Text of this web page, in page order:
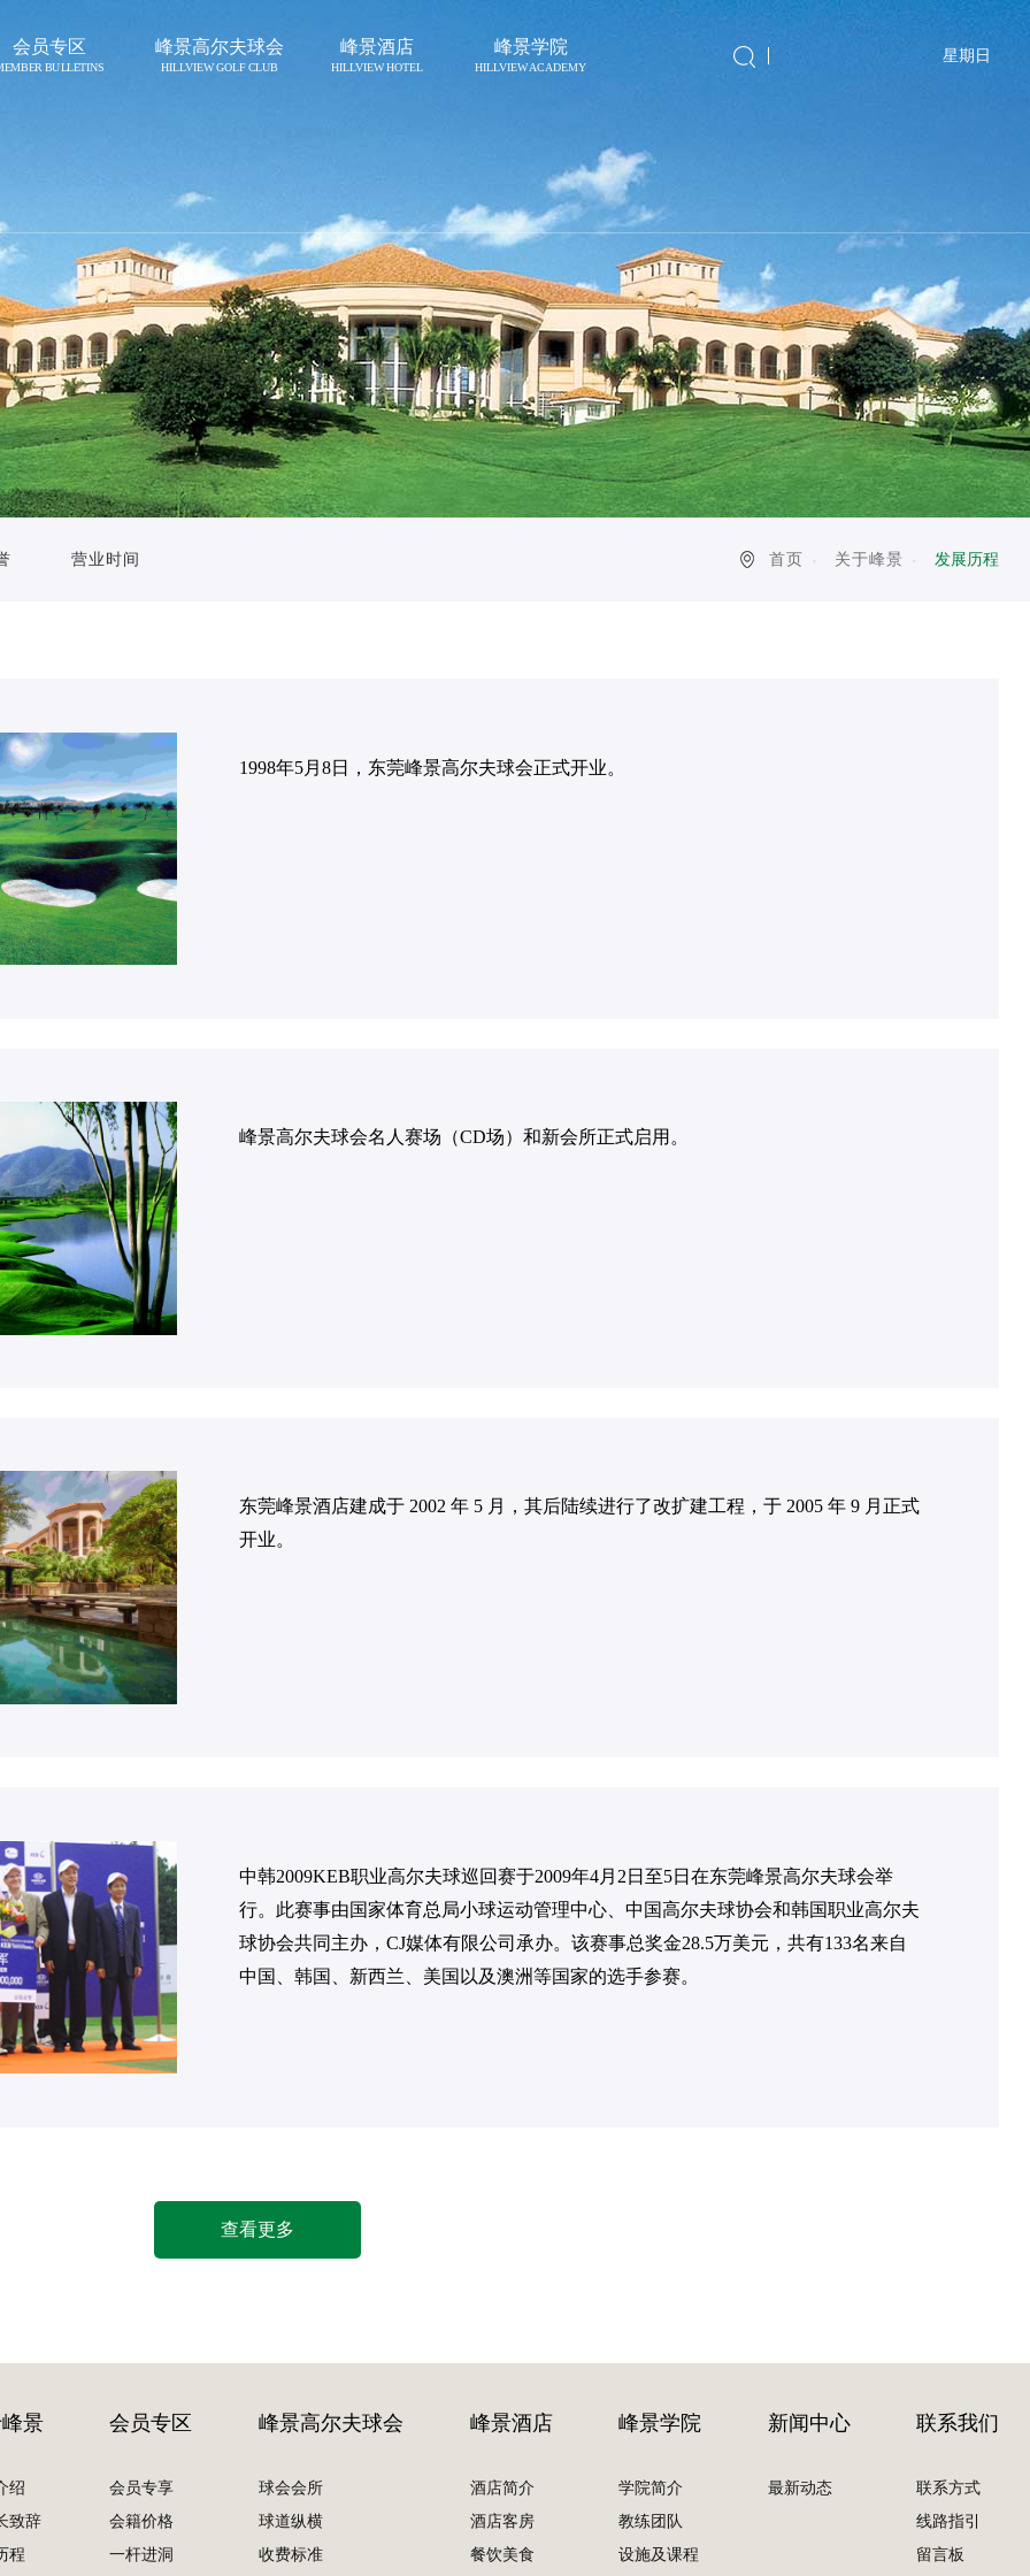
会员专区
BULLETINS
峰景高尔夫球会
HILLVIEW GOLF CLUB
峰景酒店
HILLVIEW HOTEL
峰景学院
HILLVIEW ACADEMY
星期日
营业时间 首页 关于峰景 发展历程
1998年5月8日，东莞峰景高尔夫球会正式开业。
峰景高尔夫球会名人赛场（CD场）和新会所正式启用。
东莞峰景酒店建成于 2002 年 5 月，其后陆续进行了改扩建工程，于 2005 年 9 月正式
开业。
中韩2009KEB职业高尔夫球巡回赛于2009年4月2日至5日在东莞峰景高尔夫球会举
行。此赛事由国家体育总局小球运动管理中心、中国高尔夫球协会和韩国职业高尔夫
球协会共同主办，CJ媒体有限公司承办。该赛事总奖金28.5万美元，共有133名来自
中国、韩国、新西兰、美国以及澳洲等国家的选手参赛。
查看更多
景
绍
致辞
程
会员专区
会员专享
会籍价格
一杆进洞
峰景高尔夫球会
球会会所
球道纵横
收费标准
峰景酒店
酒店简介
酒店客房
餐饮美食
峰景学院
学院简介
教练团队
设施及课程
新闻中心
最新动态
联系我们
联系方式
线路指引
留言板